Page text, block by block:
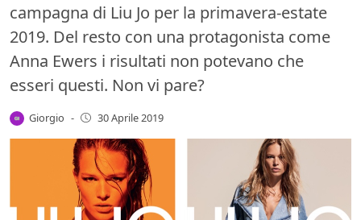
campagna di Liu Jo per la primavera-estate
2019. Del resto con una protagonista come
Anna Ewers i risultati non potevano che
esseri questi. Non vi pare?
Giorgio - 30 Aprile 2019